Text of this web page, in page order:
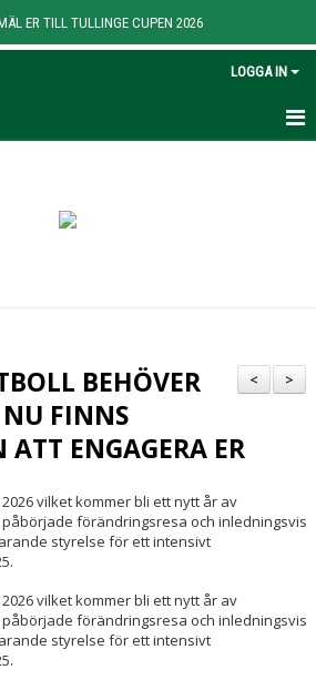
ER TILL TULLINGE CUPEN 2026
LOGGA IN
>
<
BEHÖVER
NU FINNS
ATT ENGAGERA ER
vilket kommer bli ett nytt år av
förändringsresa och inledningsvis
styrelse för ett intensivt
vilket kommer bli ett nytt år av
förändringsresa och inledningsvis
styrelse för ett intensivt